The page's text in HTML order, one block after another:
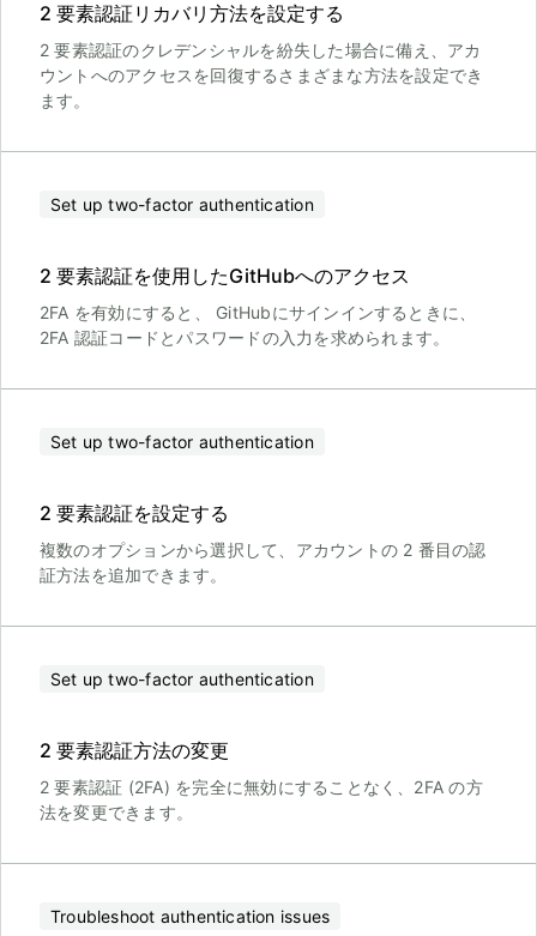
2 要素認証リカバリ方法を設定する
2 要素認証のクレデンシャルを紛失した場合に備え、アカ
ウントへのアクセスを回復するさまざまな方法を設定でき
ます。
Set up two-factor authentication
2 要素認証を使用したGitHubへのアクセス
2FA を有効にすると、 GitHubにサインインするときに、
2FA 認証コードとパスワードの入力を求められます。
Set up two-factor authentication
2 要素認証を設定する
複数のオプションから選択して、アカウントの 2 番目の認
証方法を追加できます。
Set up two-factor authentication
2 要素認証方法の変更
2 要素認証 (2FA) を完全に無効にすることなく、2FA の方
法を変更できます。
Troubleshoot authentication issues